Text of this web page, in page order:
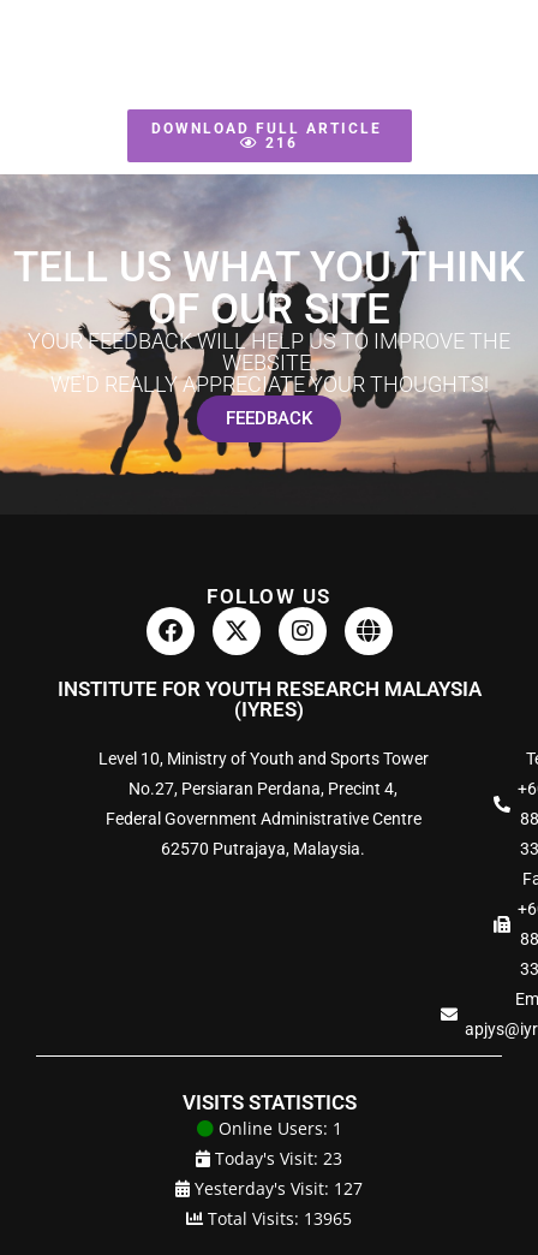
DOWNLOAD FULL ARTICLE
216
TELL US WHAT YOU THINK
OF OUR SITE
YOUR FEEDBACK WILL HELP US TO IMPROVE THE
WEBSITE.
WE'D REALLY APPRECIATE YOUR THOUGHTS!
FEEDBACK
FOLLOW US
INSTITUTE FOR YOUTH RESEARCH MALAYSIA
(IYRES)
Level 10, Ministry of Youth and Sports Tower
No.27, Persiaran Perdana, Precint 4,
Federal Government Administrative Centre
62570 Putrajaya, Malaysia.
VISITS STATISTICS
Online Users: 1
Today's Visit: 23
Yesterday's Visit: 127
Total Visits: 13965